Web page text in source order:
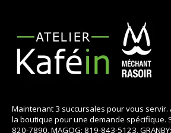
Maintenant 3 succursales pour vous servir.
la boutique pour une demande spécifique.
820-7890, MAGOG: 819-843-5123,